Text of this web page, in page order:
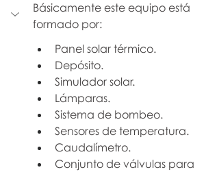
Básicamente este equipo está
formado por:
Panel solar térmico.
Depósito.
Simulador solar.
Lámparas.
Sistema de bombeo.
Sensores de temperatura.
Caudalímetro.
Conjunto de válvulas para